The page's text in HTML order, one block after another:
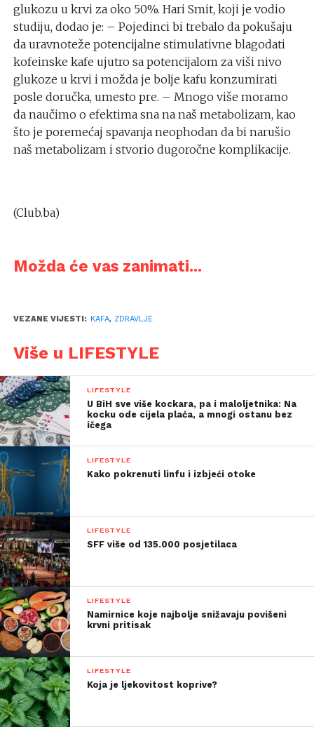
glukozu u krvi za oko 50%. Hari Smit, koji je vodio
studiju, dodao je: – Pojedinci bi trebalo da pokušaju
da uravnoteže potencijalne stimulativne blagodati
kofeinske kafe ujutro sa potencijalom za viši nivo
glukoze u krvi i možda je bolje kafu konzumirati
posle doručka, umesto pre. – Mnogo više moramo
da naučimo o efektima sna na naš metabolizam, kao
što je poremećaj spavanja neophodan da bi narušio
naš metabolizam i stvorio dugoročne komplikacije.
(Club.ba)
Možda će vas zanimati...
VEZANE VIJESTI: KAFA, ZDRAVLJE
Više u LIFESTYLE
LIFESTYLE
U BiH sve više kockara, pa i maloljetnika: Na
kocku ode cijela plaća, a mnogi ostanu bez
ičega
LIFESTYLE
Kako pokrenuti linfu i izbjeći otoke
LIFESTYLE
SFF više od 135.000 posjetilaca
LIFESTYLE
Namirnice koje najbolje snižavaju povišeni
krvni pritisak
LIFESTYLE
Koja je ljekovitost koprive?